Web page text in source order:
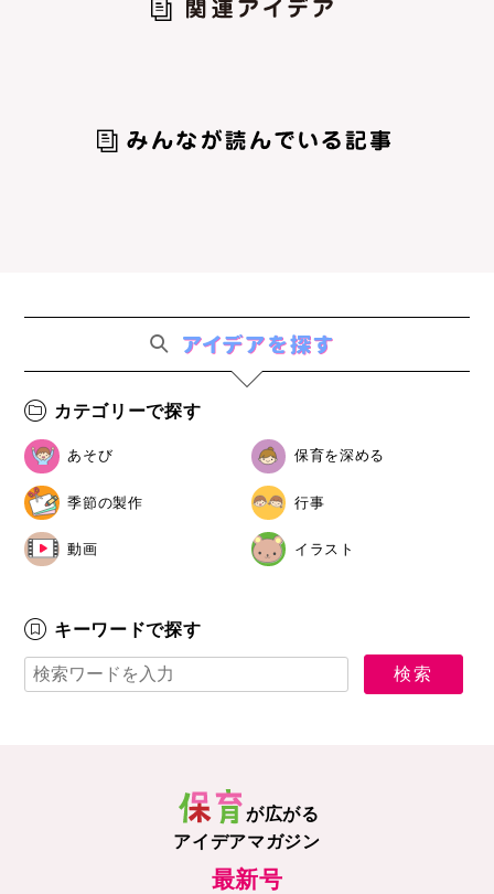
カテゴリーで探す
あそび 保育を深める
季節の製作 行事
動画 イラスト
キーワードで探す
が広がる
アイデアマガジン
最新号